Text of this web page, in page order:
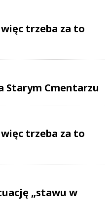
trzeba za to
Starym Cmentarzu
trzeba za to
„stawu w